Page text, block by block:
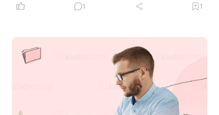
доходу. Саме тому диверсифікація давно
застосовують до пенсійного забезпечення
1
1